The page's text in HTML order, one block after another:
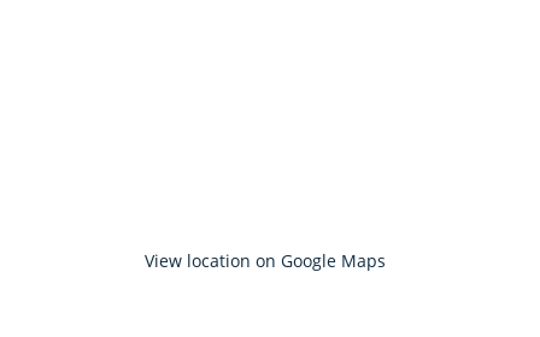
View location on Google Maps